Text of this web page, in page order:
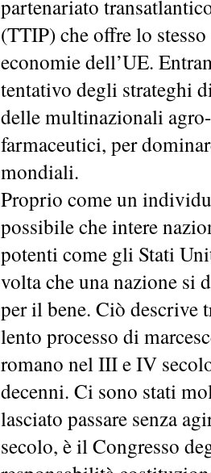
partenariato
(TTIP) che offre lo
economie dell’UE.
tentativo degli strateghi
delle multinazionali
farmaceutici, per
mondiali.
Proprio come un
possibile che intere
potenti come gli Stati
volta che una nazione si
per il bene. Ciò descrive
lento processo di
romano nel III e IV
decenni. Ci sono stati
lasciato passare senza
secolo, è il Congresso